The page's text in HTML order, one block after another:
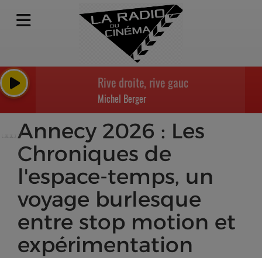
Rive droite, rive gauche - Générique
Michel Berger
Annecy 2026 : Les
Chroniques de
l'espace-temps, un
voyage burlesque
entre stop motion et
expérimentation